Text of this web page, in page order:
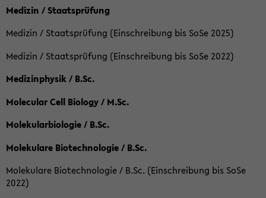
Medizin / Staatsprüfung
Medizin / Staatsprüfung (Einschreibung bis SoSe 2025)
Medizin / Staatsprüfung (Einschreibung bis SoSe 2022)
Medizinphysik / B.Sc.
Molecular Cell Biology / M.Sc.
Molekularbiologie / B.Sc.
Molekulare Biotechnologie / B.Sc.
Molekulare Biotechnologie / B.Sc. (Einschreibung bis SoSe
2022)